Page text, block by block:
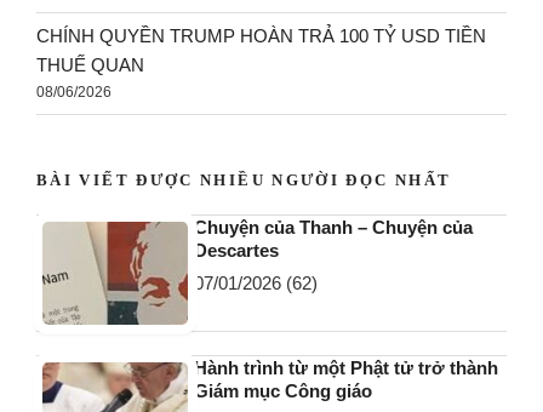
CHÍNH QUYỀN TRUMP HOÀN TRẢ 100 TỶ USD TIỀN
THUẾ QUAN
08/06/2026
BÀI VIẾT ĐƯỢC NHIỀU NGƯỜI ĐỌC NHẤT
Chuyện của Thanh – Chuyện của
Descartes
07/01/2026 (62)
Hành trình từ một Phật tử trở thành
Giám mục Công giáo